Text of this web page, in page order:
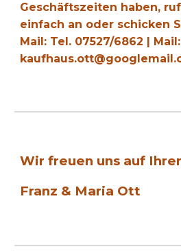
Geschäftszeiten haben,
einfach an oder schicken
Mail: Tel. 07527/6862 | Mail:
Wir freuen uns auf
Franz & Maria Ott